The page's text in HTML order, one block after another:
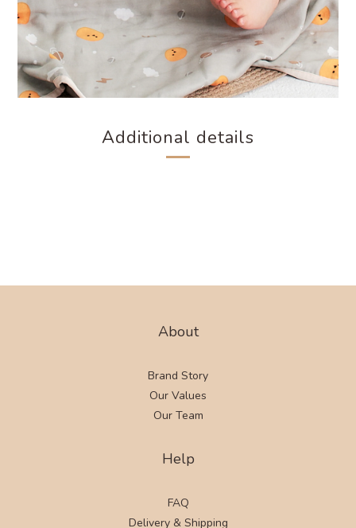
Additional details
About
Brand Story
Our Values
Our Team
Help
FAQ
Delivery & Shipping